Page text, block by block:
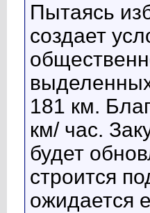
Пытаясь
создает
181 км.
км/ час.
будет
строится
ожидается